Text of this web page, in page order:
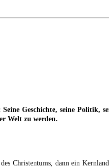
Geschichte, seine
Welt zu werden.
Christentums, dann ein